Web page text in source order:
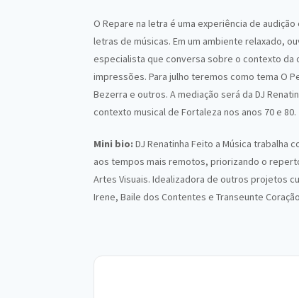
O Repare na letra é uma experiência de
letras de músicas. Em um ambiente relaxado,
especialista que conversa sobre o contexto
impressões. Para julho teremos como tema O
Bezerra e outros. A mediação será da DJ
contexto musical de Fortaleza nos anos 70 e 80.
Mini bio: DJ Renatinha Feito a Música trabalha
aos tempos mais remotos, priorizando o
Artes Visuais. Idealizadora de outros projetos
Irene, Baile dos Contentes e Transeunte